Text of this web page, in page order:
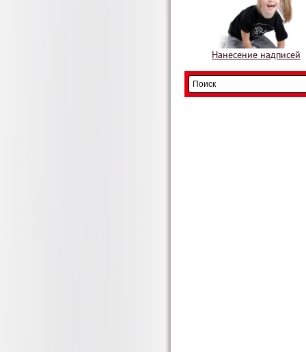
Нанесение надписей